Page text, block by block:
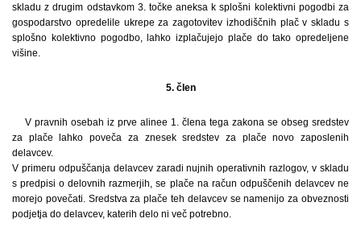
skladu z drugim odstavkom 3. točke aneksa k splošni kolektivni pogodbi za
gospodarstvo opredelile ukrepe za zagotovitev izhodiščnih plač v skladu s
splošno kolektivno pogodbo, lahko izplačujejo plače do tako opredeljene
višine.
5. člen
V pravnih osebah iz prve alinee 1. člena tega zakona se obseg sredstev
za plače lahko poveča za znesek sredstev za plače novo zaposlenih
delavcev.
V primeru odpuščanja delavcev zaradi nujnih operativnih razlogov, v skladu
s predpisi o delovnih razmerjih, se plače na račun odpuščenih delavcev ne
morejo povečati. Sredstva za plače teh delavcev se namenijo za obveznosti
podjetja do delavcev, katerih delo ni več potrebno.